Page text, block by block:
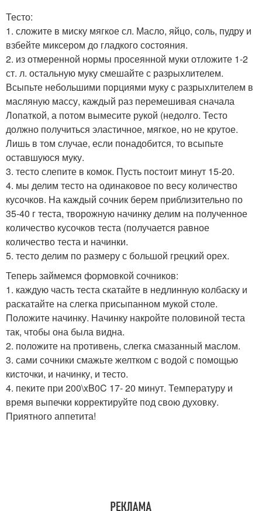
Тесто:
1. сложите в миску мягкое сл. Масло, яйцо, соль, пудру и
взбейте миксером до гладкого состояния.
2. из отмеренной нормы просеянной муки отложите 1-2
ст. л. остальную муку смешайте с разрыхлителем.
Всыпьте небольшими порциями муку с разрыхлителем в
масляную массу, каждый раз перемешивая сначала
Лопаткой, а потом вымесите рукой (недолго. Тесто
должно получиться эластичное, мягкое, но не крутое.
Лишь в том случае, если понадобится, то всыпьте
оставшуюся муку.
3. тесто слепите в комок. Пусть постоит минут 15-20.
4. мы делим тесто на одинаковое по весу количество
кусочков. На каждый сочник берем приблизительно по
35-40 г теста, творожную начинку делим на полученное
количество кусочков теста (получается равное
количество теста и начинки.
5. тесто делим по размеру с большой грецкий орех.
Теперь займемся формовкой сочников:
1. каждую часть теста скатайте в недлинную колбаску и
раскатайте на слегка присыпанном мукой столе.
Положите начинку. Начинку накройте половиной теста
так, чтобы она была видна.
2. положите на противень, слегка смазанный маслом.
3. сами сочники смажьте желтком с водой с помощью
кисточки, и начинку, и тесто.
4. пеките при 200\xB0C 17- 20 минут. Температуру и
время выпечки корректируйте под свою духовку.
Приятного аппетита!